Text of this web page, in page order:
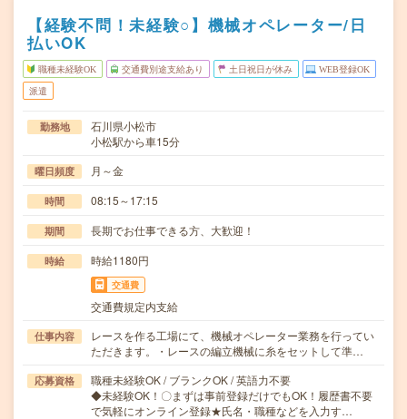
【経験不問！未経験○】機械オペレーター/日
払いOK
職種未経験OK 交通費別途支給あり 土日祝日が休み WEB登録OK
派遣
勤務地
石川県小松市
小松駅から車15分
曜日頻度 月～金
時間 08:15～17:15
期間 長期でお仕事できる方、大歓迎！
時給 時給1180円
交通費
交通費規定内支給
仕事内容
レースを作る工場にて、機械オペレーター業務を行ってい
ただきます。・レースの編立機械に糸をセットして準…
応募資格
職種未経験OK / ブランクOK / 英語力不要
◆未経験OK！〇まずは事前登録だけでもOK！履歴書不要
で気軽にオンライン登録★氏名・職種などを入力す…